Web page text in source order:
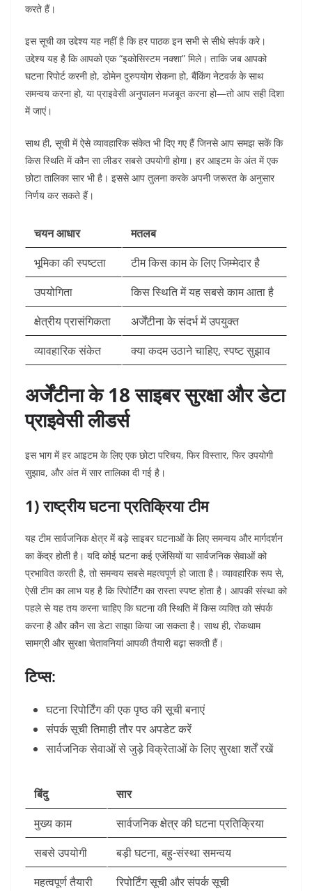
करते हैं।
इस सूची का उद्देश्य यह नहीं है कि हर पाठक इन सभी से सीधे संपर्क करे।
उद्देश्य यह है कि आपको एक “इकोसिस्टम नक्शा” मिले। ताकि जब आपको
घटना रिपोर्ट करनी हो, डोमेन दुरुपयोग रोकना हो, बैंकिंग नेटवर्क के साथ
समन्वय करना हो, या प्राइवेसी अनुपालन मजबूत करना हो—तो आप सही दिशा
में जाएं।
साथ ही, सूची में ऐसे व्यावहारिक संकेत भी दिए गए हैं जिनसे आप समझ सकें कि
किस स्थिति में कौन सा लीडर सबसे उपयोगी होगा। हर आइटम के अंत में एक
छोटा तालिका सार भी है। इससे आप तुलना करके अपनी जरूरत के अनुसार
निर्णय कर सकते हैं।
चयन आधार
मतलब
भूमिका की स्पष्टता
टीम किस काम के लिए जिम्मेदार है
उपयोगिता
किस स्थिति में यह सबसे काम आता है
क्षेत्रीय प्रासंगिकता
अर्जेंटीना के संदर्भ में उपयुक्त
व्यावहारिक संकेत
क्या कदम उठाने चाहिए, स्पष्ट सुझाव
अर्जेंटीना के 18 साइबर सुरक्षा और डेटा
प्राइवेसी लीडर्स
इस भाग में हर आइटम के लिए एक छोटा परिचय, फिर विस्तार, फिर उपयोगी
सुझाव, और अंत में सार तालिका दी गई है।
1) राष्ट्रीय घटना प्रतिक्रिया टीम
यह टीम सार्वजनिक क्षेत्र में बड़े साइबर घटनाओं के लिए समन्वय और मार्गदर्शन
का केंद्र होती है। यदि कोई घटना कई एजेंसियों या सार्वजनिक सेवाओं को
प्रभावित करती है, तो समन्वय सबसे महत्वपूर्ण हो जाता है। व्यावहारिक रूप से,
ऐसी टीम का लाभ यह है कि रिपोर्टिंग का रास्ता स्पष्ट होता है। आपकी संस्था को
पहले से यह तय करना चाहिए कि घटना की स्थिति में किस व्यक्ति को संपर्क
करना है और कौन सा डेटा साझा किया जा सकता है। साथ ही, रोकथाम
सामग्री और सुरक्षा चेतावनियां आपकी तैयारी बढ़ा सकती हैं।
टिप्स:
घटना रिपोर्टिंग की एक पृष्ठ की सूची बनाएं
संपर्क सूची तिमाही तौर पर अपडेट करें
सार्वजनिक सेवाओं से जुड़े विक्रेताओं के लिए सुरक्षा शर्तें रखें
बिंदु
सार
मुख्य काम
सार्वजनिक क्षेत्र की घटना प्रतिक्रिया
सबसे उपयोगी
बड़ी घटना, बहु-संस्था समन्वय
महत्वपूर्ण तैयारी
रिपोर्टिंग सूची और संपर्क सूची